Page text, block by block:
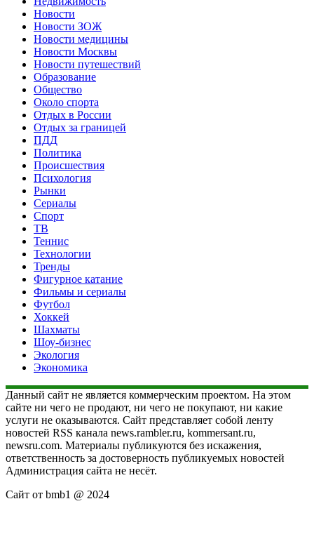
Новости
Новости ЗОЖ
Новости медицины
Новости Москвы
Новости путешествий
Образование
Общество
Около спорта
Отдых в России
Отдых за границей
ПДД
Политика
Происшествия
Психология
Рынки
Сериалы
Спорт
ТВ
Теннис
Технологии
Тренды
Фигурное катание
Фильмы и сериалы
Футбол
Хоккей
Шахматы
Шоу-бизнес
Экология
Экономика
Данный сайт не является коммерческим проектом. На этом
сайте ни чего не продают, ни чего не покупают, ни какие
услуги не оказываются. Сайт представляет собой ленту
новостей RSS канала news.rambler.ru, kommersant.ru,
newsru.com. Материалы публикуются без искажения,
ответственность за достоверность публикуемых новостей
Администрация сайта не несёт.
Сайт от bmb1 @ 2024